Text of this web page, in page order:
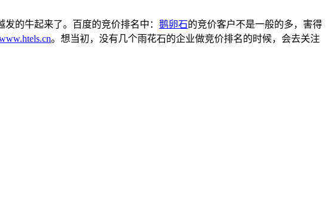
的牛起来了。百度的竞价排名中： 鹅卵石的竞价客户不是一般的多，害得
。想当初，没有几个雨花石的企业做竞价排名的时候，会去关注